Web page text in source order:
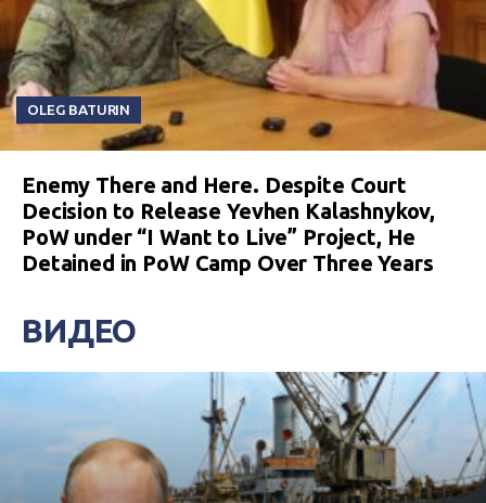
OLEG BATURIN
Enemy There and Here. Despite Court
Decision to Release Yevhen Kalashnykov,
PoW under “I Want to Live” Project, He
Detained in PoW Camp Over Three Years
ВИДЕО